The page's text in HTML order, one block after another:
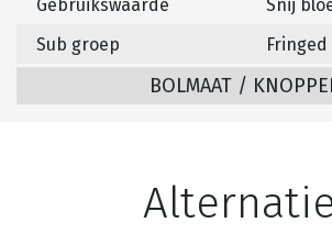
Gebruikswaarde
Snij
Sub groep
Fringed
BOLMAAT /